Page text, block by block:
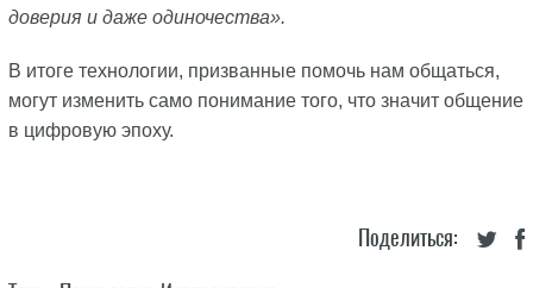
доверия и даже одиночества».
В итоге технологии, призванные помочь нам общаться,
могут изменить само понимание того, что значит общение
в цифровую эпоху.
Поделиться: